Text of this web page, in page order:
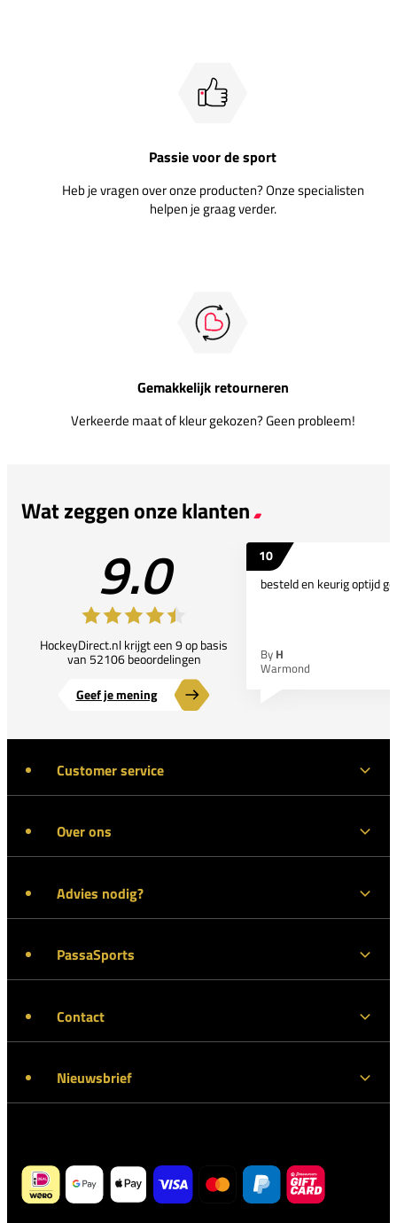
Passie voor de sport
Heb je vragen over onze producten? Onze specialisten
helpen je graag verder.
Gemakkelijk retourneren
Verkeerde maat of kleur gekozen? Geen probleem!
Wat zeggen onze klanten
9.0
HockeyDirect.nl krijgt een 9 op basis
van 52106 beoordelingen
Geef je mening
10
besteld en keurig optijd
By H
Warmond
Customer service
Over ons
Advies nodig?
PassaSports
Contact
Nieuwsbrief